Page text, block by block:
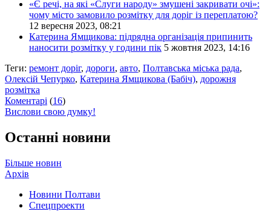
«Є речі, на які «Слуги народу» змушені закривати очі»:
чому місто замовило розмітку для доріг із переплатою?
12 вересня 2023, 08:21
Катерина Ямщикова: підрядна організація припинить
наносити розмітку у години пік 5 жовтня 2023, 14:16
Теги: ремонт доріг, дороги, авто, Полтавська міська рада,
Олексій Чепурко, Катерина Ямщикова (Бабіч), дорожня
розмітка
Коментарі (16)
Вислови свою думку!
Останні новини
Більше новин
Архів
Новини Полтави
Спецпроекти